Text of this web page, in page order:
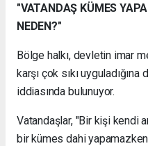
"VATANDAŞ KÜMES
NEDEN?"
Bölge halkı, devletin imar
karşı çok sıkı
iddiasında bulunuyor.
Vatandaşlar, "Bir kişi kendi
bir kümes dahi